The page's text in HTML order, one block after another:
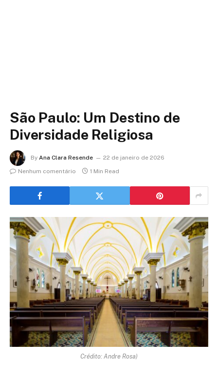
São Paulo: Um Destino de
Diversidade Religiosa
By Ana Clara Resende
22 de janeiro de 2026
Nenhum comentário
1 Min Read
Crédito: Andre Rosa)